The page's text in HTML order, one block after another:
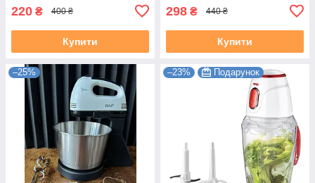
220 ₴ 400 ₴
Купити
298 ₴ 440 ₴
Купити
–25% –23% Подарунок